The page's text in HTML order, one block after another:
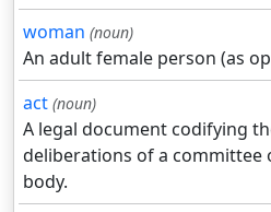
woman (noun)
An adult female person (as
act (noun)
A legal document codifying
deliberations of a committee
body.